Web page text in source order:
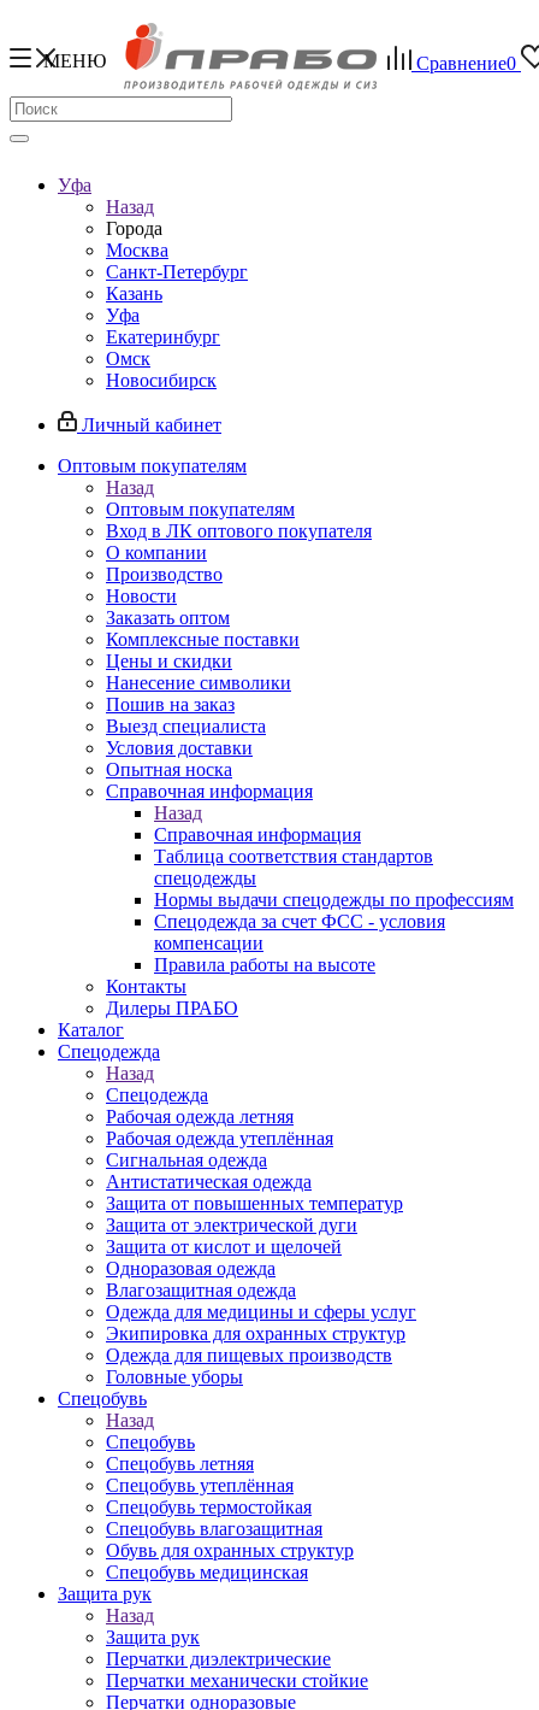
МЕНЮ Сравнение0
Уфа
Назад
Города
Москва
Санкт-Петербург
Казань
Уфа
Екатеринбург
Омск
Новосибирск
Личный кабинет
Оптовым покупателям
Назад
Оптовым покупателям
Вход в ЛК оптового покупателя
О компании
Производство
Новости
Заказать оптом
Комплексные поставки
Цены и скидки
Нанесение символики
Пошив на заказ
Выезд специалиста
Условия доставки
Опытная носка
Справочная информация
Назад
Справочная информация
Таблица соответствия стандартов
спецодежды
Нормы выдачи спецодежды по профессиям
Спецодежда за счет ФСС - условия
компенсации
Правила работы на высоте
Контакты
Дилеры ПРАБО
Каталог
Спецодежда
Назад
Спецодежда
Рабочая одежда летняя
Рабочая одежда утеплённая
Сигнальная одежда
Антистатическая одежда
Защита от повышенных температур
Защита от электрической дуги
Защита от кислот и щелочей
Одноразовая одежда
Влагозащитная одежда
Одежда для медицины и сферы услуг
Экипировка для охранных структур
Одежда для пищевых производств
Головные уборы
Спецобувь
Назад
Спецобувь
Спецобувь летняя
Спецобувь утеплённая
Спецобувь термостойкая
Спецобувь влагозащитная
Обувь для охранных структур
Спецобувь медицинская
Защита рук
Назад
Защита рук
Перчатки диэлектрические
Перчатки механически стойкие
Перчатки одноразовые